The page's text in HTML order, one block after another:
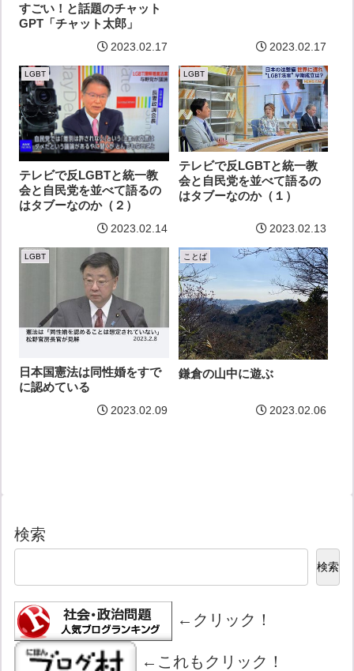
すごい！と話題のチャット
GPT「チャット太郎」
2023.02.17 2023.02.17
LGBT
テレビで反LGBTと統一教
会と自民党を並べて語るの
はタブーなのか（２）
2023.02.14
LGBT
テレビで反LGBTと統一教
会と自民党を並べて語るの
はタブーなのか（１）
2023.02.13
LGBT
日本国憲法は同性婚をすで
に認めている
2023.02.09
ことば
鎌倉の山中に遊ぶ
2023.02.06
検索
検索
←クリック！
←これもクリック！